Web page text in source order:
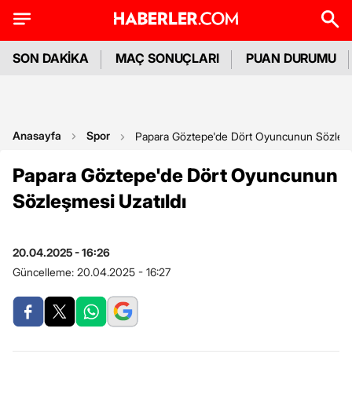
SON DAKİKA MAÇ SONUÇLARI PUAN DURUMU
Anasayfa Spor Papara Göztepe'de Dört Oyuncunun
Papara Göztepe'de Dört Oyuncunun
Sözleşmesi Uzatıldı
20.04.2025 - 16:26
Güncelleme: 20.04.2025 - 16:27